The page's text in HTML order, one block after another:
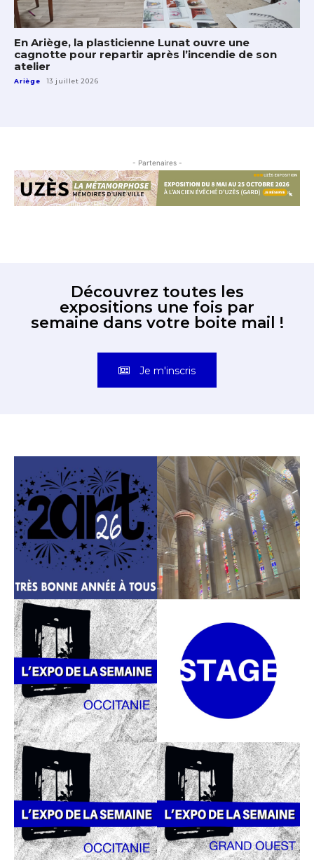
En Ariège, la plasticienne Lunat ouvre une
cagnotte pour repartir après l’incendie de son
atelier
Ariège 13 juillet 2026
- Partenaires -
Découvrez toutes les
expositions une fois par
semaine dans votre boite mail !
Je m'inscris